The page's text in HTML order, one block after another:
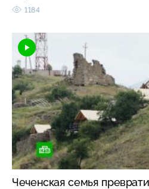
1184
Чеченская семья